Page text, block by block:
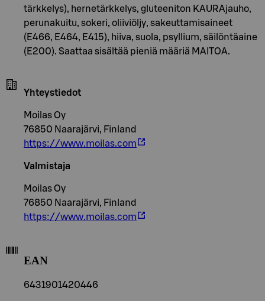
tärkkelys), hernetärkkelys, gluteeniton KAURAjauho,
perunakuitu, sokeri, oliiviöljy, sakeuttamisaineet
(E466, E464, E415), hiiva, suola, psyllium, säilöntäaine
(E200). Saattaa sisältää pieniä määriä MAITOA.
Yhteystiedot
Moilas Oy
76850 Naarajärvi, Finland
https://www.moilas.com
Valmistaja
Moilas Oy
76850 Naarajärvi, Finland
https://www.moilas.com
EAN
6431901420446